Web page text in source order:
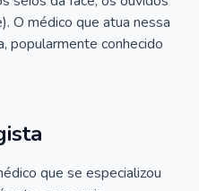
O médico que atua nessa
popularmente conhecido
que se especializou